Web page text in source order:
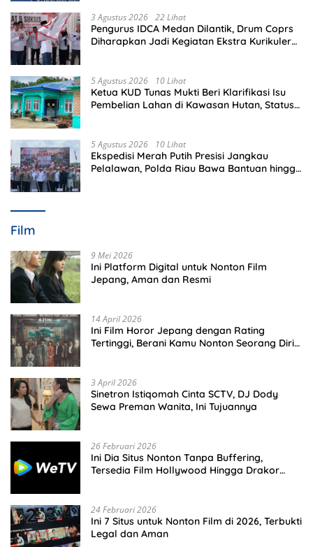
3 Agustus 2026 22 Lihat
Pengurus IDCA Medan Dilantik, Drum Coprs
Diharapkan Jadi Kegiatan Ekstra Kurikuler
5 Agustus 2026 10 Lihat
Ketua KUD Tunas Mukti Beri Klarifikasi Isu
Pembelian Lahan di Kawasan Hutan, Status
5 Agustus 2026 10 Lihat
Ekspedisi Merah Putih Presisi Jangkau
Pelalawan, Polda Riau Bawa Bantuan hingga
Film
9 Mei 2026
Ini Platform Digital untuk Nonton Film
Jepang, Aman dan Resmi
14 April 2026
Ini Film Horor Jepang dengan Rating
Tertinggi, Berani Kamu Nonton Seorang Diri
3 April 2026
Sinetron Istiqomah Cinta SCTV, DJ Dody
Sewa Preman Wanita, Ini Tujuannya
26 Februari 2026
Ini Dia Situs Nonton Tanpa Buffering,
Tersedia Film Hollywood Hingga Drakor
24 Februari 2026
Ini 7 Situs untuk Nonton Film di 2026, Terbukti
Legal dan Aman